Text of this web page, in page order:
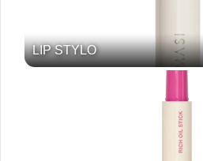
LIP STYLO